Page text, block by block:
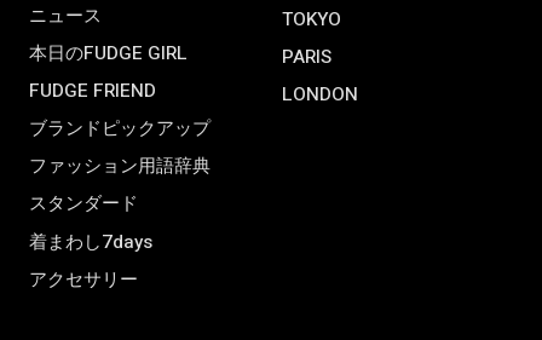
ニュース
本日のFUDGE GIRL
FUDGE FRIEND
ブランドピックアップ
ファッション用語辞典
スタンダード
着まわし7days
アクセサリー
TOKYO
PARIS
LONDON